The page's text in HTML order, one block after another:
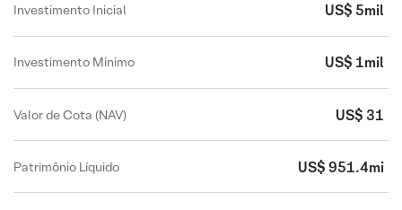
Investimento Inicial US$ 5mil
Investimento Mínimo US$ 1mil
Valor de Cota (NAV) US$ 31
Patrimônio Líquido US$ 951.4mi